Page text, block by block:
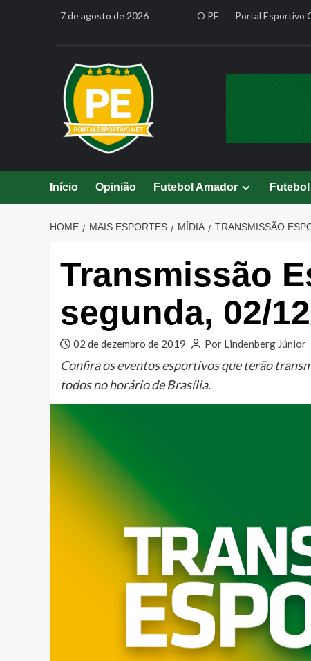
7 de agosto de 2026 O PE Portal Esportivo
Início Opinião Futebol Amador
HOME MAIS ESPORTES MÍDIA TRANSMISSÃO
Transmissão
segunda, 02/
02 de dezembro de 2019 Por Lindenberg Júnior
Confira os eventos esportivos que terão
todos no horário de Brasília.